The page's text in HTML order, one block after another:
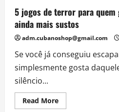
5 jogos de terror para quem
ainda mais sustos
adm.cubanoshop@gmail.com
Se você já conseguiu
simplesmente gosta
silêncio...
Read MoreRead
more